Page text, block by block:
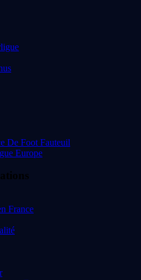
De Foot Fauteuil
Europe
France